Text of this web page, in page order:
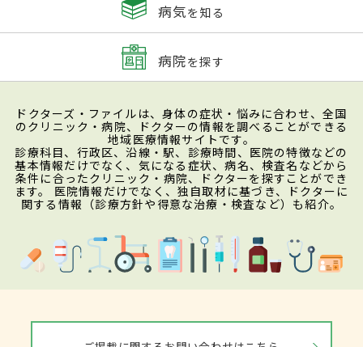
病気を知る
病院を探す
ドクターズ・ファイルは、身体の症状・悩みに合わせ、全国
のクリニック・病院、ドクターの情報を調べることができる
地域医療情報サイトです。
診療科目、行政区、沿線・駅、診療時間、医院の特徴などの
基本情報だけでなく、気になる症状、病名、検査名などから
条件に合ったクリニック・病院、ドクターを探すことができ
ます。 医院情報だけでなく、独自取材に基づき、ドクターに
関する情報（診療方針や得意な治療・検査など）も紹介。